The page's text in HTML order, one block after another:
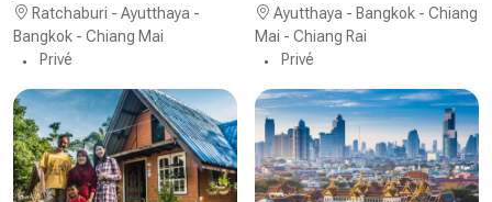
Ratchaburi - Ayutthaya -
Bangkok - Chiang Mai
Privé
Ayutthaya - Bangkok - Chiang
Mai - Chiang Rai
Privé